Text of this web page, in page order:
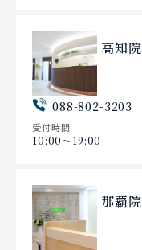
高知院
088-802-3203
受付時間
10:00〜19:00
那覇院